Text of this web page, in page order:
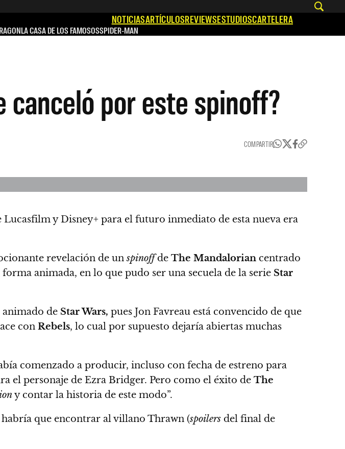
NOTICIASARTÍCULOSREVIEWSESTUDIOSCARTELERA
LA CASA DE LOS FAMOSOSSPIDER-MAN
canceló por este spinoff?
COMPARTIR
Lucasfilm y Disney+ para el futuro inmediato de esta nueva era
revelación de unspinoffde The Mandalorian centrado
forma animada, en lo que pudo ser una secuela de la serie Star
animado de Star Wars, pues Jon Favreau está convencido de que
con Rebels, lo cual por supuesto dejaría abiertas muchas
comenzado a producir, incluso con fecha de estreno para
el personaje de Ezra Bridger. Pero como el éxito de The
y contar la historia de este modo”.
que encontrar al villano Thrawn (spoilers del final de